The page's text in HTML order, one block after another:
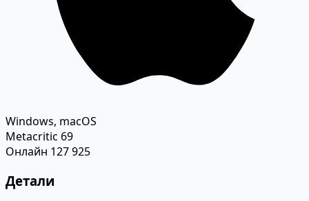
Windows, macOS
Metacritic 69
Онлайн 127 925
Детали